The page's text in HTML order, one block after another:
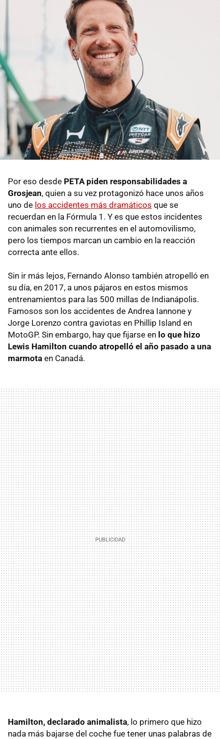
Por eso desde PETA piden responsabilidades a
Grosjean, quien a su vez protagonizó hace unos años
uno de los accidentes más dramáticos que se
recuerdan en la Fórmula 1. Y es que estos incidentes
con animales son recurrentes en el automovilismo,
pero los tiempos marcan un cambio en la reacción
correcta ante ellos.
Sin ir más lejos, Fernando Alonso también atropelló en
su día, en 2017, a unos pájaros en estos mismos
entrenamientos para las 500 millas de Indianápolis.
Famosos son los accidentes de Andrea Iannone y
Jorge Lorenzo contra gaviotas en Phillip Island en
MotoGP. Sin embargo, hay que fijarse en lo que hizo
Lewis Hamilton cuando atropelló el año pasado a una
marmota en Canadá.
Hamilton, declarado animalista, lo primero que hizo
nada más bajarse del coche fue tener unas palabras de